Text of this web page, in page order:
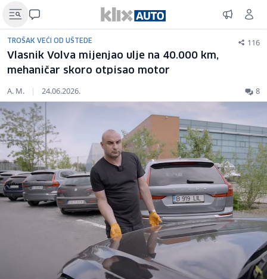
TROŠAK VEĆI OD UŠTEDE 116
Vlasnik Volva mijenjao ulje na 40.000 km,
mehaničar skoro otpisao motor
A. M. | 24.06.2026. 8